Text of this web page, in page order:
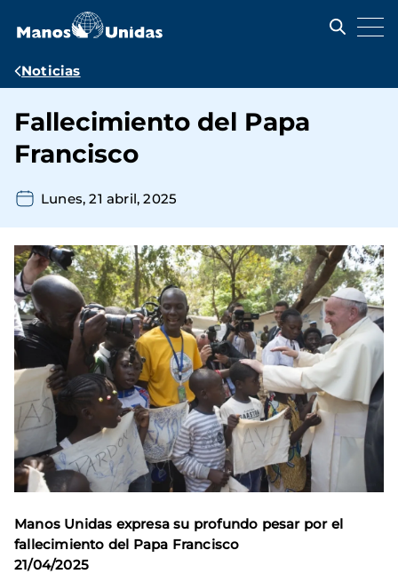
contenido
Ruta
navegación
Noticias
Fallecimiento del Papa
Francisco
Lunes, 21 abril, 2025
Manos Unidas expresa su profundo pesar por el
fallecimiento del Papa Francisco
21/04/2025